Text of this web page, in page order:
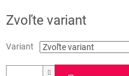
cena:
Zvoľte variant
Variant